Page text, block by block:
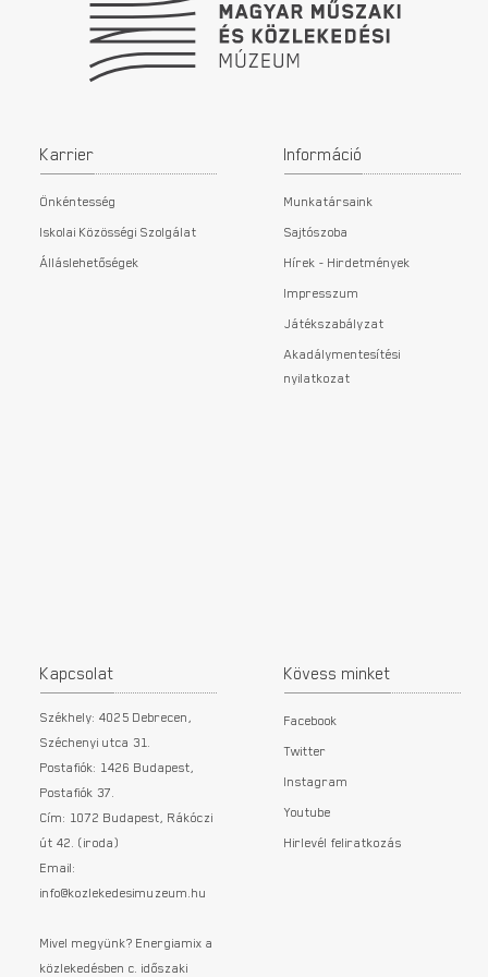
Karrier
Önkéntesség
Iskolai Közösségi Szolgálat
Álláslehetőségek
Információ
Munkatársaink
Sajtószoba
Hírek - Hirdetmények
Impresszum
Játékszabályzat
Akadálymentesítési
nyilatkozat
Kapcsolat
Székhely: 4025 Debrecen,
Széchenyi utca 31.
Postafiók: 1426 Budapest,
Postafiók 37.
Cím: 1072 Budapest, Rákóczi
út 42. (iroda)
Email:
info@kozlekedesimuzeum.hu
Mivel megyünk? Energiamix a
közlekedésben c. időszaki
Kövess minket
Facebook
Twitter
Instagram
Youtube
Hirlevél feliratkozás